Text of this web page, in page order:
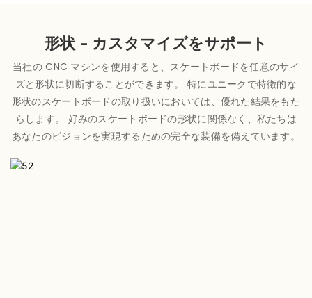
形状 - カスタマイズをサポート
当社の CNC マシンを使用すると、スケートボードを任意のサイ
ズと形状に切断することができます。 特にユニークで特徴的な
形状のスケートボードの取り扱いにおいては、優れた結果をもた
らします。 好みのスケートボードの形状に関係なく、私たちは
あなたのビジョンを実現するための完全な装備を備えています。